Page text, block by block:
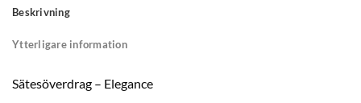
Beskrivning
Ytterligare information
Sätesöverdrag – Elegance